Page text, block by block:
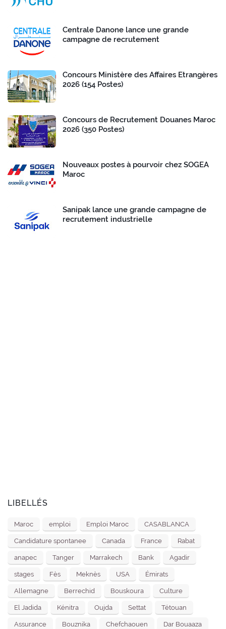
Centrale Danone lance une grande
campagne de recrutement
Concours Ministère des Affaires Etrangères
2026 (154 Postes)
Concours de Recrutement Douanes Maroc
2026 (350 Postes)
Nouveaux postes à pourvoir chez SOGEA
Maroc
Sanipak lance une grande campagne de
recrutement industrielle
LIBELLÉS
Maroc emploi Emploi Maroc CASABLANCA
Candidature spontanee Canada France Rabat
anapec Tanger Marrakech Bank Agadir
stages Fès Meknès USA Émirats
Allemagne Berrechid Bouskoura Culture
El Jadida Kénitra Oujda Settat Tétouan
Assurance Bouznika Chefchaouen Dar Bouaaza